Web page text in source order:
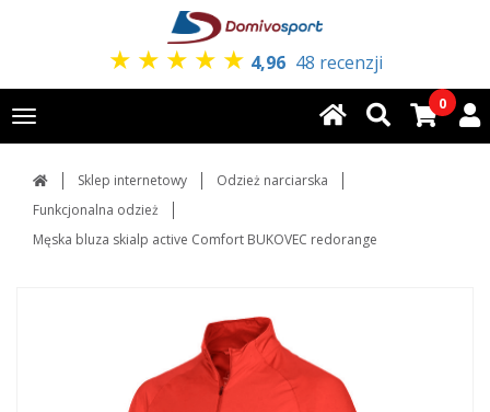
★ ★ ★ ★ ★ 4,96 48 recenzji
Toggle
navigation
0
Sklep internetowy
Odzież narciarska
Funkcjonalna odzież
Męska bluza skialp active Comfort BUKOVEC redorange